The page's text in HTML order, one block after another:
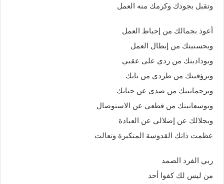
وتقبل بجودك وكرمك منه العمل
أعوذ بجمالك من إحباط العمل
وبحسنيتك من إبطال العمل
وبوداديتك من ردي على عقبي
وبرؤفيتك من طردي من بابك
وبرحمانيتك من صدي عن جنابك
وبوسعانيتك من قطعي عن الاستوصال
وبجلالك عن إضلالي عن العبادة
عظمت ذاتك القدوسة المتكبرة وتعالت
ربي الفرد الصمد
من ليس لك كفوا أحد